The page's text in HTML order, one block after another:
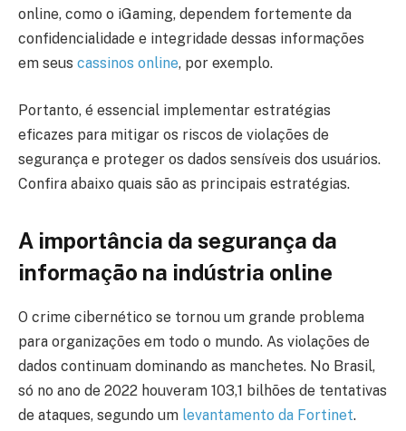
online, como o iGaming, dependem fortemente da
confidencialidade e integridade dessas informações
em seus cassinos online, por exemplo.
Portanto, é essencial implementar estratégias
eficazes para mitigar os riscos de violações de
segurança e proteger os dados sensíveis dos usuários.
Confira abaixo quais são as principais estratégias.
A importância da segurança da
informação na indústria online
O crime cibernético se tornou um grande problema
para organizações em todo o mundo. As violações de
dados continuam dominando as manchetes. No Brasil,
só no ano de 2022 houveram 103,1 bilhões de tentativas
de ataques, segundo um levantamento da Fortinet.